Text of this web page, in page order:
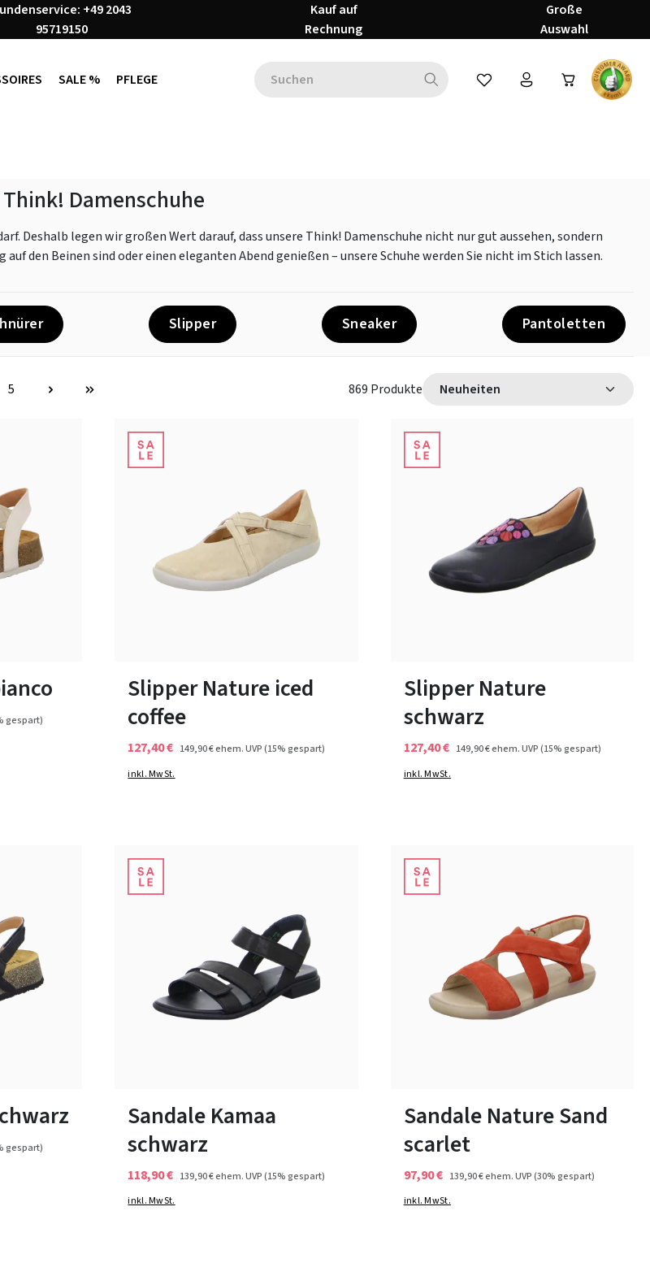
+49 2043
95719150
Kauf auf
Rechnung
Große
Auswahl
SALE % PFLEGE Du hast 0 Produkte auf dem
Think! Damenschuhe
Deshalb legen wir großen Wert darauf, dass unsere Think! Damenschuhe nicht nur gut aussehen, sondern
den Beinen sind oder einen eleganten Abend genießen – unsere Schuhe werden Sie nicht im Stich lassen.
Slipper Sneaker Pantoletten
Seite
5 869 Produkte
gespart)
Slipper Nature iced
coffee
127,40 € 149,90 €ehem. UVP(15% gespart)
inkl. MwSt.
Slipper Nature
schwarz
127,40 € 149,90 €ehem. UVP(15% gespart)
inkl. MwSt.
gespart)
Sandale Kamaa
schwarz
118,90 € 139,90 €ehem. UVP(15% gespart)
inkl. MwSt.
Sandale Nature Sand
scarlet
97,90 € 139,90 €ehem. UVP(30% gespart)
inkl. MwSt.